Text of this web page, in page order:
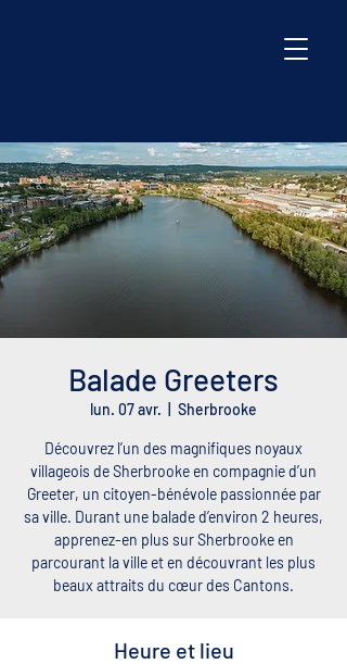
Balade Greeters
lun. 07 avr. Sherbrooke
Découvrez l’un des magnifiques noyaux
villageois de Sherbrooke en compagnie d’un
Greeter, un citoyen-bénévole passionnée par
sa ville. Durant une balade d’environ 2 heures,
apprenez-en plus sur Sherbrooke en
parcourant la ville et en découvrant les plus
beaux attraits du cœur des Cantons.
Heure et lieu